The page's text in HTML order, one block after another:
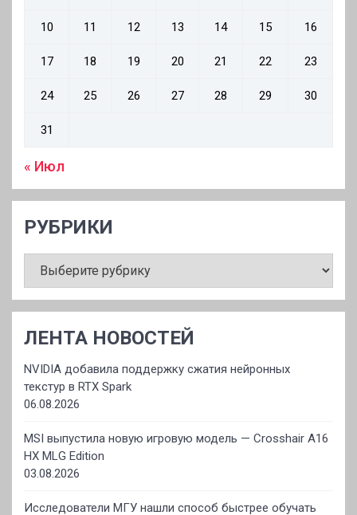
10 11 12 13 14 15 16
17 18 19 20 21 22 23
24 25 26 27 28 29 30
31
« Июл
РУБРИКИ
ЛЕНТА НОВОСТЕЙ
NVIDIA добавила поддержку сжатия нейронных
текстур в RTX Spark
06.08.2026
MSI выпустила новую игровую модель — Crosshair A16
HX MLG Edition
03.08.2026
Исследователи МГУ нашли способ быстрее обучать